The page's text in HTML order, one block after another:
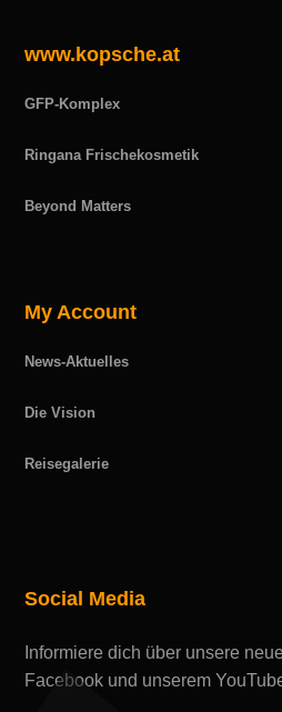
www.kopsche.at
GFP-Komplex
Ringana Frischekosmetik
Beyond Matters
My Account
News-Aktuelles
Die Vision
Reisegalerie
Social Media
Informiere dich über unsere
Facebook und unserem